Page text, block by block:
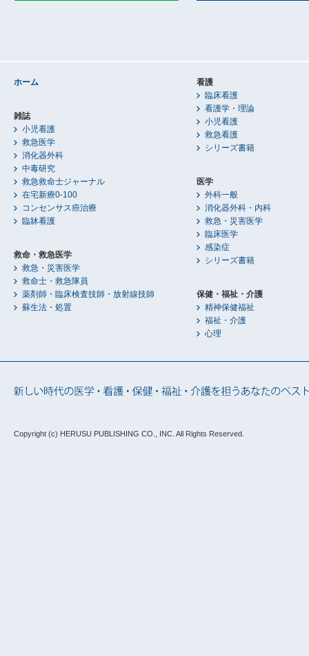
ホーム
雑誌
小児看護
救急医学
消化器外科
中毒研究
救急救命士ジャーナル
在宅新療0-100
コンセンサス癌治療
臨牀看護
救命・救急医学
救急・災害医学
救命士・救急隊員
薬剤師・臨床検査技師・放射線技師
蘇生法・処置
看護
臨床看護
看護学・理論
小児看護
救急看護
シリーズ書籍
医学
外科一般
消化器外科・内科
救急・災害医学
臨床医学
感染症
シリーズ書籍
保健・福祉・介護
精神保健福祉
福祉・介護
心理
Copyright (c) HERUSU PUBLISHING CO., INC. All Rights Reserved.